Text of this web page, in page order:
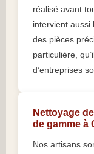
réalisé avant
intervient aussi
des pièces
particulière,
d’entreprises
Nettoyage
de gamme à
Nos artisans